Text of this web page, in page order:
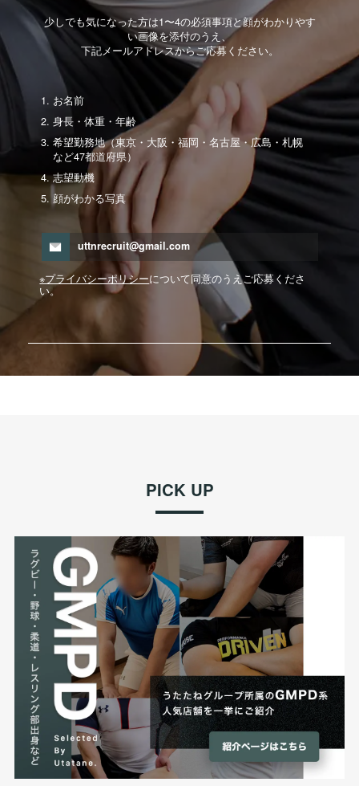
少しでも気になった方は1〜4の必須事項と顔がわかりやす
い画像を添付のうえ、
下記メールアドレスからご応募ください。
お名前
身長・体重・年齢
希望勤務地（東京・大阪・福岡・名古屋・広島・札幌
など47都道府県）
志望動機
顔がわかる写真
uttnrecruit@gmail.com
※プライバシーポリシーについて同意のうえご応募くださ
い。
PICK UP